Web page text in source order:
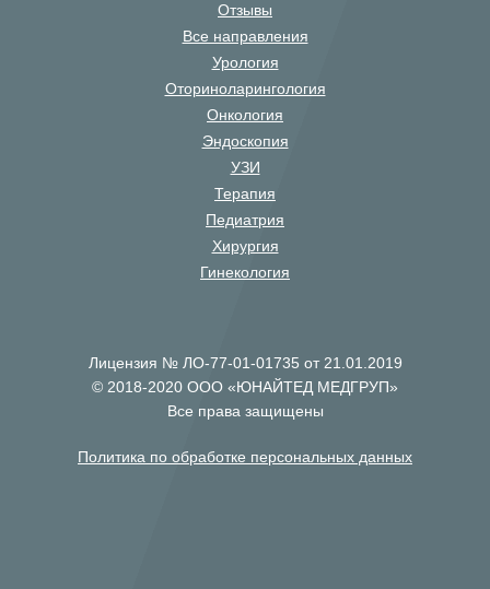
Отзывы
Все направления
Урология
Оториноларингология
Онкология
Эндоскопия
УЗИ
Терапия
Педиатрия
Хирургия
Гинекология
Лицензия № ЛО-77-01-01735 от 21.01.2019
© 2018-2020 ООО «ЮНАЙТЕД МЕДГРУП»
Все права защищены
Политика по обработке персональных данных